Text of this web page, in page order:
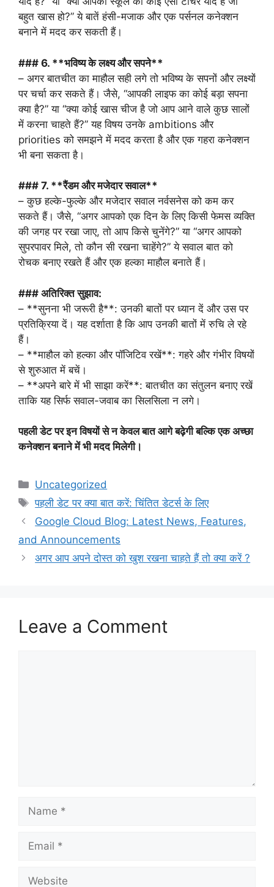
बहुत खास हो?” ये बातें हंसी-मजाक और एक पर्सनल कनेक्शन
बनाने में मदद कर सकती हैं।
### 6. **भविष्य के लक्ष्य और सपने**
– अगर बातचीत का माहौल सही लगे तो भविष्य के सपनों और लक्ष्यों
पर चर्चा कर सकते हैं। जैसे, “आपकी लाइफ का कोई बड़ा सपना
क्या है?” या “क्या कोई खास चीज है जो आप आने वाले कुछ सालों
में करना चाहते हैं?” यह विषय उनके ambitions और
priorities को समझने में मदद करता है और एक गहरा कनेक्शन
भी बना सकता है।
### 7. **रैंडम और मजेदार सवाल**
– कुछ हल्के-फुल्के और मजेदार सवाल नर्वसनेस को कम कर
सकते हैं। जैसे, “अगर आपको एक दिन के लिए किसी फेमस व्यक्ति
की जगह पर रखा जाए, तो आप किसे चुनेंगे?” या “अगर आपको
सुपरपावर मिले, तो कौन सी रखना चाहेंगे?” ये सवाल बात को
रोचक बनाए रखते हैं और एक हल्का माहौल बनाते हैं।
### अतिरिक्त सुझाव:
– **सुनना भी जरूरी है**: उनकी बातों पर ध्यान दें और उस पर
प्रतिक्रिया दें। यह दर्शाता है कि आप उनकी बातों में रुचि ले रहे
हैं।
– **माहौल को हल्का और पॉजिटिव रखें**: गहरे और गंभीर विषयों
से शुरुआत में बचें।
– **अपने बारे में भी साझा करें**: बातचीत का संतुलन बनाए रखें
ताकि यह सिर्फ सवाल-जवाब का सिलसिला न लगे।
पहली डेट पर इन विषयों से न केवल बात आगे बढ़ेगी बल्कि एक अच्छा
कनेक्शन बनाने में भी मदद मिलेगी।
Categories
Uncategorized
Tags
पहली डेट पर क्या बात करें: चिंतित डेटर्स के लिए
Google Cloud Blog: Latest News, Features,
and Announcements
अगर आप अपने दोस्त को खुश रखना चाहते हैं तो क्या करें ?
Leave a Comment
Name
Email
Website